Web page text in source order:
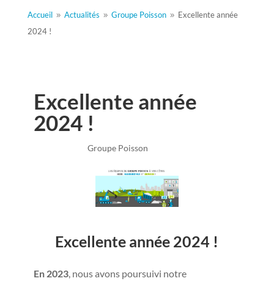
Accueil 9 Actualités 9 Groupe Poisson 9 Excellente année
2024 !
Excellente année
2024 !
Groupe Poisson
Excellente année 2024 !
En 2023, nous avons poursuivi notre